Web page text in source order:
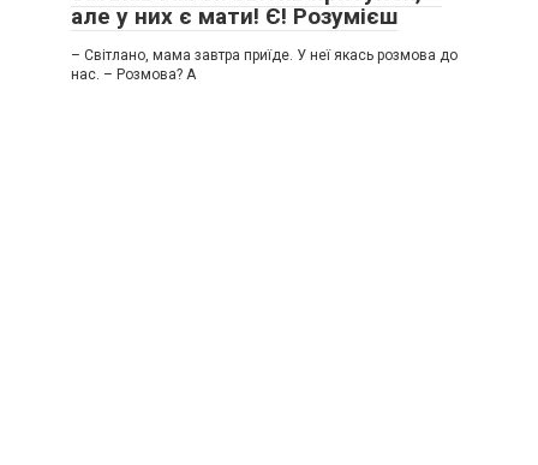
але у них є мати! Є! Розумієш
– Світлано, мама завтра приїде. У неї якась розмова до
нас. – Розмова? А